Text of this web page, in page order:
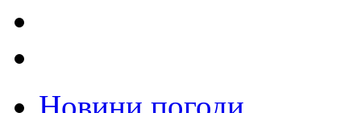
Новини погоди